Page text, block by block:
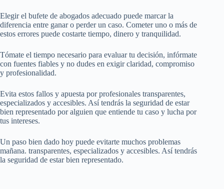
Elegir el bufete de abogados adecuado puede marcar la
diferencia entre ganar o perder un caso. Cometer uno o más de
estos errores puede costarte tiempo, dinero y tranquilidad.
Tómate el tiempo necesario para evaluar tu decisión, infórmate
con fuentes fiables y no dudes en exigir claridad, compromiso
y profesionalidad.
Evita estos fallos y apuesta por profesionales transparentes,
especializados y accesibles. Así tendrás la seguridad de estar
bien representado por alguien que entiende tu caso y lucha por
tus intereses.
Un paso bien dado hoy puede evitarte muchos problemas
mañana. transparentes, especializados y accesibles. Así tendrás
la seguridad de estar bien representado.